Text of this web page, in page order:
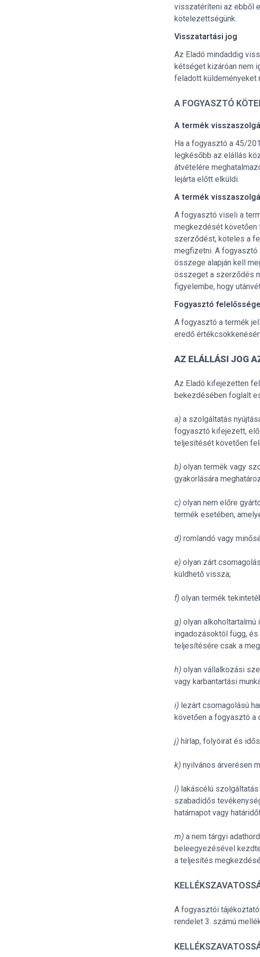
visszatéríteni az ebből
kötelezettségünk.
Visszatartási jog
Az Eladó mindaddig
kétséget kizáróan nem
feladott küldeményeket
A FOGYASZTÓ
A termék
Ha a fogyasztó a 45/
legkésőbb az elállás
átvételére
lejárta előtt elküldi.
A termék
A fogyasztó viseli a
megkezdését követően
szerződést, köteles a
megfizetni. A
összege alapján kell
összeget a szerződés
figyelembe, hogy
Fogyasztó
A fogyasztó a termék
eredő
AZ ELÁLLÁSI JOG
Az Eladó kifejezetten
bekezdésében foglalt
a) a szolgáltatás
fogyasztó kifejezett,
teljesítését követően
b) olyan termék vagy
gyakorlására
c) olyan nem előre
termék esetében,
d) romlandó vagy
e) olyan zárt
küldhető vissza;
f) olyan termék
g) olyan
ingadozásoktól függ,
teljesítésére csak a
h) olyan vállalkozási
vagy karbantartási
i) lezárt csomagolású
követően a fogyasztó a
j) hírlap, folyóirat és
k) nyilvános árverésen
l) lakáscélú
szabadidős
határnapot vagy
m) a nem tárgyi
beleegyezésével
a teljesítés
A fogyasztói
rendelet 3. számú